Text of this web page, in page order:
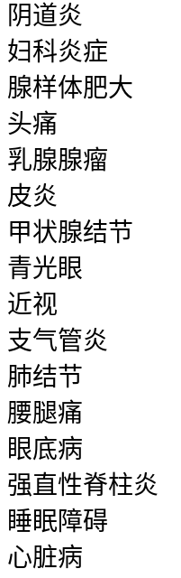
阴道炎
妇科炎症
腺样体肥大
头痛
乳腺腺瘤
皮炎
甲状腺结节
青光眼
近视
支气管炎
肺结节
腰腿痛
眼底病
强直性脊柱炎
睡眠障碍
心脏病